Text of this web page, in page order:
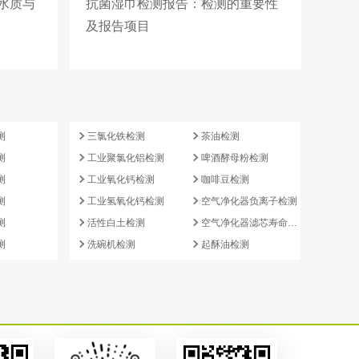
质与
抗菌湿巾检测报告：检测的重要性
及报告项目
三氯化铁检测
工业聚氯化铝检测
工业氧化钙检测
工业氢氧化钙检测
活性白土检测
洗碗机检测
茶油检测
啤酒酵母粉检测
咖啡豆检测
空气净化器负离子检测
空气净化器滤芯寿命检测
起酥油检测